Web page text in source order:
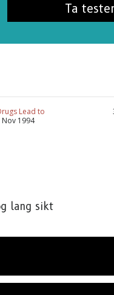
Ta
Lead to
1994
lang sikt
om stoff-
din.